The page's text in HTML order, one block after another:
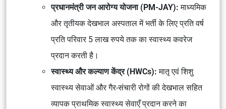
प्रधानमंत्री जन आरोग्य योजना (PM-JAY): माध्यमिक
और तृतीयक देखभाल अस्पताल में भर्ती के लिए प्रति वर्ष
प्रति परिवार 5 लाख रुपये तक का स्वास्थ्य कवरेज
प्रदान करती है।
स्वास्थ्य और कल्याण केंद्र (HWCs):मातृ एवं शिशु
स्वास्थ्य सेवाओं और गैर-संचारी रोगों की देखभाल सहित
व्यापक प्राथमिक स्वास्थ्य सेवाएँ प्रदान करने का